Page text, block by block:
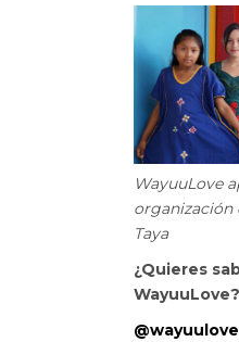
WayuuLove
organización
Taya
¿Quieres
WayuuLove?
@wayuulove